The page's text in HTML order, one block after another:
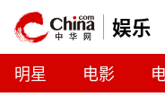
娱乐
明星 电影